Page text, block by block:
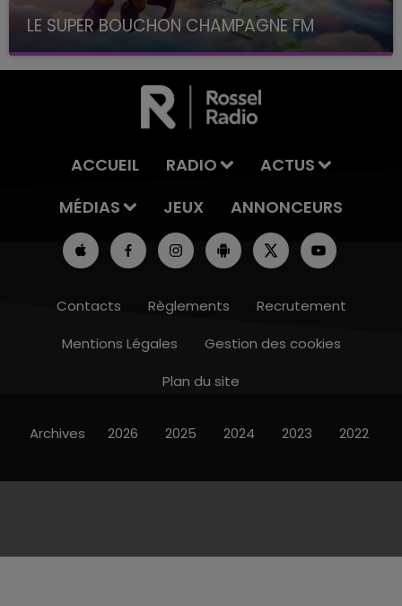
LE SUPER BOUCHON CHAMPAGNE FM
avec La Famille Champagne FM, à 8H10
ACCUEIL RADIO
ACTUS
MÉDIAS
JEUX ANNONCEURS
Contacts Règlements
Recrutement
Mentions Légales
Gestion des cookies
Plan du site
Archives 2026 2025 2024 2023 2022